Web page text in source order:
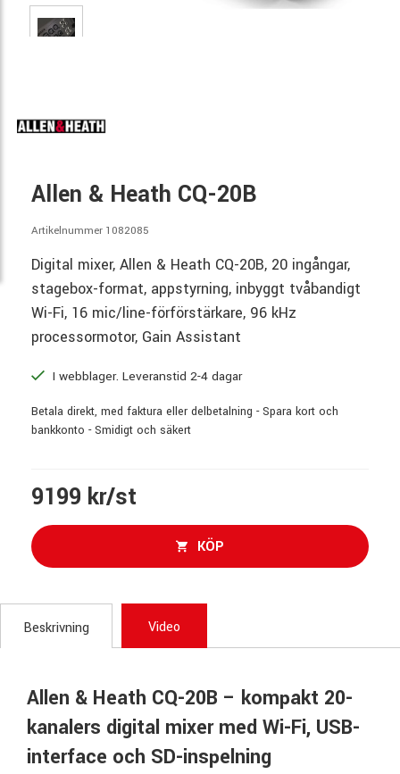
Allen & Heath CQ-20B
Artikelnummer 1082085
Digital mixer, Allen & Heath CQ-20B, 20 ingångar,
stagebox-format, appstyrning, inbyggt tvåbandigt
Wi-Fi, 16 mic/line-förförstärkare, 96 kHz
processormotor, Gain Assistant
I webblager. Leveranstid 2-4 dagar
Betala direkt, med faktura eller delbetalning - Spara kort och
bankkonto - Smidigt och säkert
9199 kr/st
KÖP
Beskrivning Video
Allen & Heath CQ-20B – kompakt 20-
kanalers digital mixer med Wi-Fi, USB-
interface och SD-inspelning